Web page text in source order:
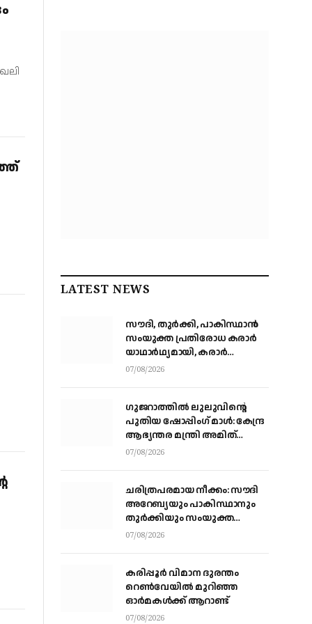
LATEST NEWS
സൗദി, തുര്‍ക്കി, പാകിസ്ഥാന്‍
സംയുക്ത പ്രതിരോധ കരാര്‍
യാഥാര്‍ഥ്യമായി, കരാര്‍
ഒപ്പുവെച്ചത് വിശുദ്ധ ഹറമിന്റെ
07/08/2026
ഗുജറാത്തിൽ ലുലുവിന്റെ
പുതിയ ഷോപ്പിംഗ് മാൾ: കേന്ദ്ര
ആഭ്യന്തര മന്ത്രി അമിത്
ഷായുമായി കൂടിക്കാഴ്ച
07/08/2026
ചരിത്രപരമായ നീക്കം: സൗദി
അറേബ്യയും പാകിസ്ഥാനും
തുർക്കിയും സംയുക്ത
പ്രതിരോധ കരാറിൽ
07/08/2026
കരിപ്പൂര്‍ വിമാന ദുരന്തം
റെണ്‍വേയില്‍ മുറിഞ്ഞ
ഓര്‍മകള്‍ക്ക് ആറാണ്ട്
07/08/2026